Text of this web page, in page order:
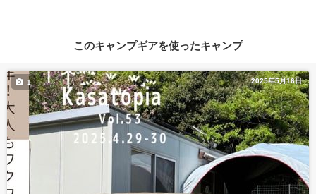
このキャンプギアを使ったキャンプ
2025年5月16日
1